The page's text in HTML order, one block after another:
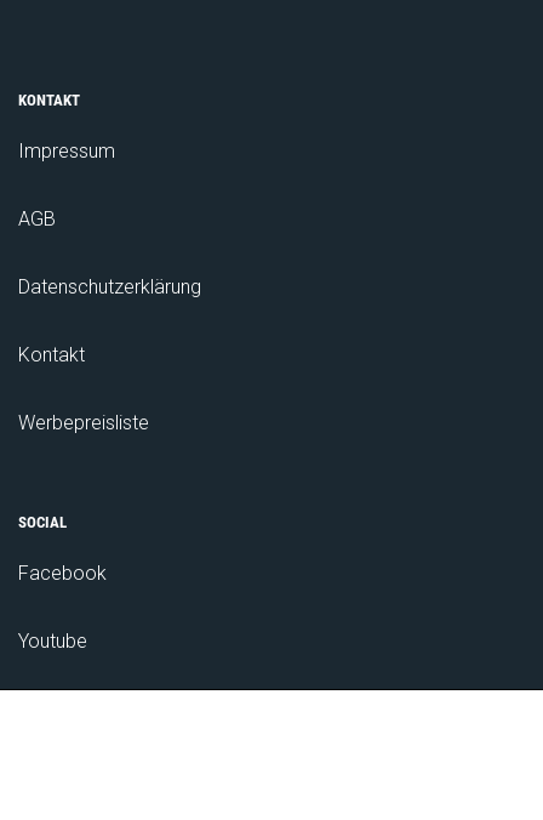
KONTAKT
Impressum
AGB
Datenschutzerklärung
Kontakt
Werbepreisliste
SOCIAL
Facebook
Youtube